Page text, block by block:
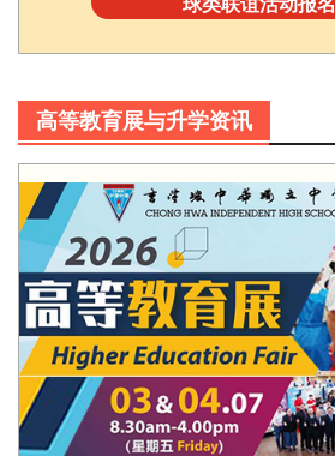
高等教育展与升学资讯